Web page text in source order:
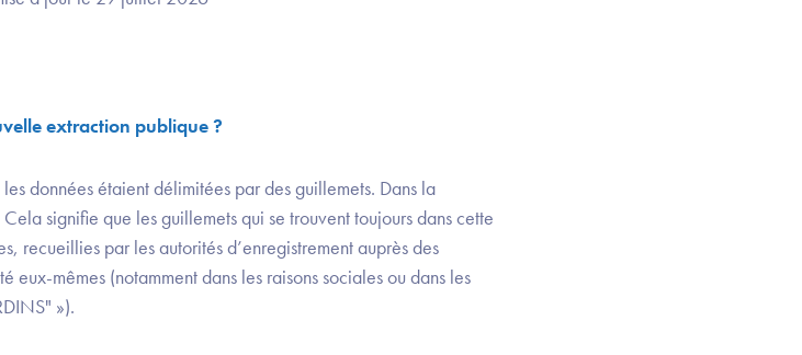
extraction publique ?
données étaient délimitées par des guillemets. Dans la
signifie que les guillemets qui se trouvent toujours dans cette
recueillies par les autorités d’enregistrement auprès des
eux-mêmes (notamment dans les raisons sociales ou dans les
»).